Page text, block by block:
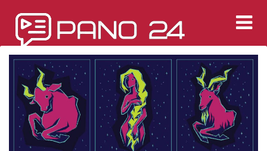
содержимому